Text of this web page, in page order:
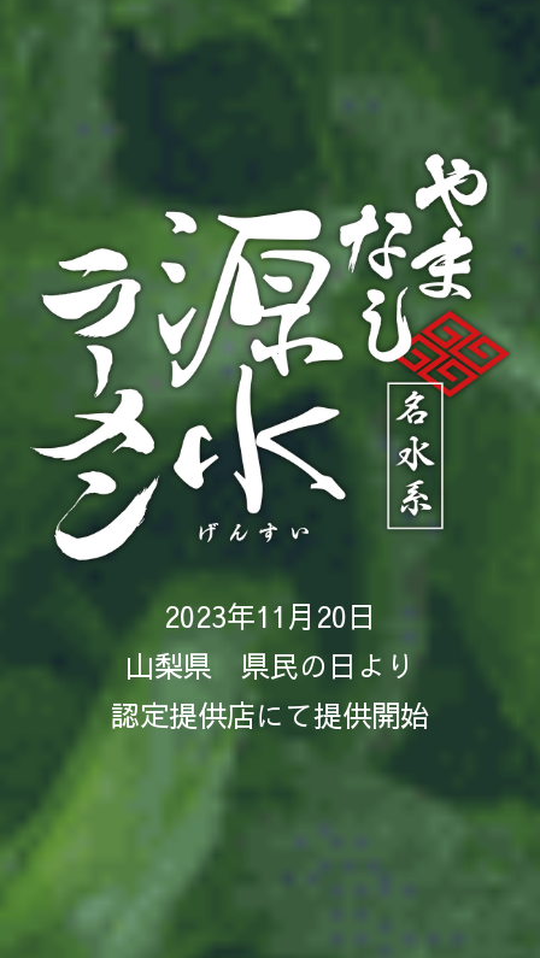
2023年11月20日
山梨県　県民の日より
認定提供店にて提供開始